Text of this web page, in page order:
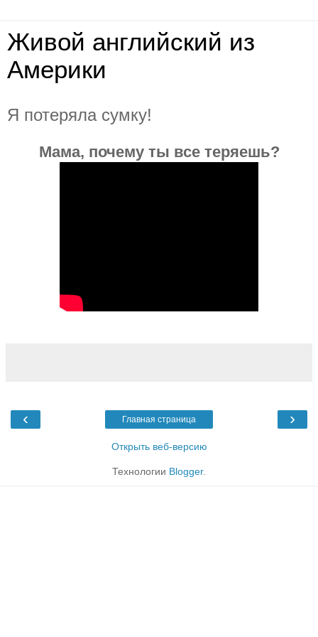
Живой английский из
Америки
Я потеряла сумку!
Мама, почему ты все теряешь?
‹ ›
Главная страница
Открыть веб-версию
Технологии Blogger.